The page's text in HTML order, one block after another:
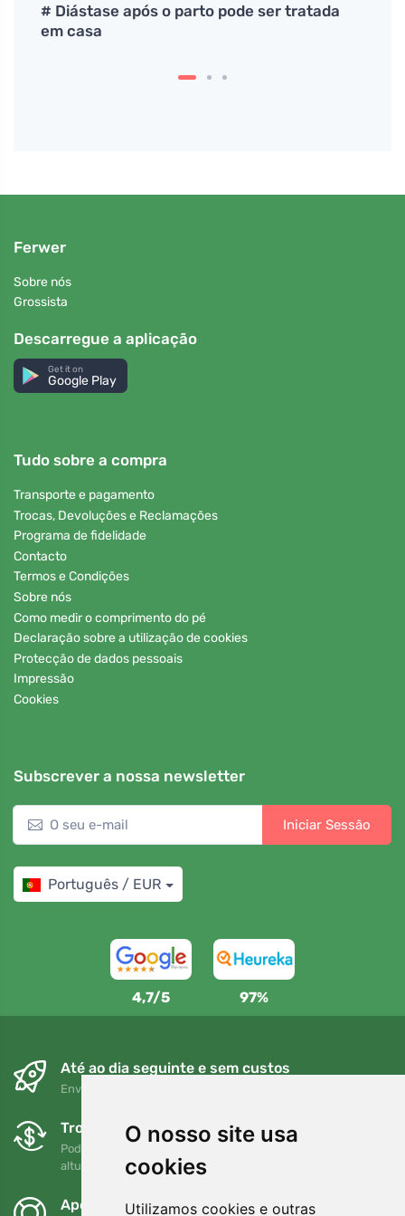
O nosso site usa
cookies
Utilizamos cookies e outras
# Diástase após o parto pode ser tratada
em casa
Ferwer
Sobre nós
Grossista
Descarregue a aplicação
Get it on
Google Play
Tudo sobre a compra
Transporte e pagamento
Trocas, Devoluções e Reclamações
Programa de fidelidade
Contacto
Termos e Condições
Sobre nós
Como medir o comprimento do pé
Declaração sobre a utilização de cookies
Protecção de dados pessoais
Impressão
Cookies
Subscrever a nossa newsletter
Iniciar Sessão
Português / EUR
4,7/5 97%
Até ao dia seguinte e sem custos
Envio gratuito para encomendas superiores a 80 EUR
Trocas e devoluções gratuitas
Pode devolver ou trocar a sua encomenda em qualquer
altura no prazo de 90 dias
Apoiamos a Trees.org